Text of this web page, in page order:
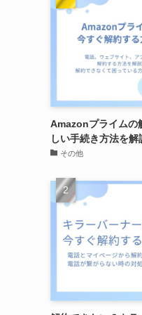
Amazonプライムの
しい手続き方法を解
その他